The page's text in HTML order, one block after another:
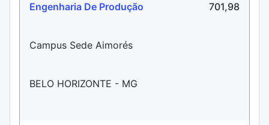
Engenharia De Produção
Campus Sede Aimorés
BELO HORIZONTE - MG
701,98